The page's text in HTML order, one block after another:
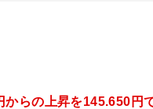
からの上昇を145.650円